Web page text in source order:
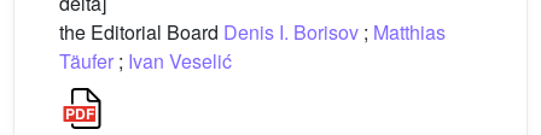
the Editorial Board Denis I. Borisov ; Matthias
Täufer ; Ivan Veselić